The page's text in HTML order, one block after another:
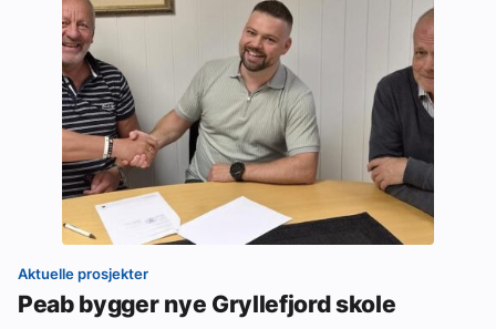
Aktuelle prosjekter
Peab bygger nye Gryllefjord skole